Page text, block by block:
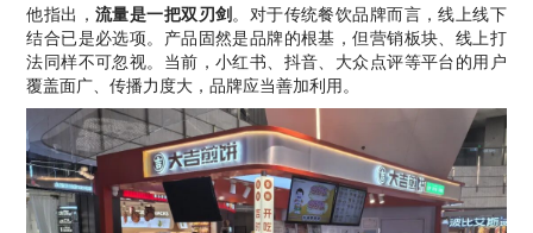
他指出，流量是一把双刃剑。对于传统餐饮品牌而言，线上线下
结合已是必选项。产品固然是品牌的根基，但营销板块、线上打
法同样不可忽视。当前，小红书、抖音、大众点评等平台的用户
覆盖面广、传播力度大，品牌应当善加利用。